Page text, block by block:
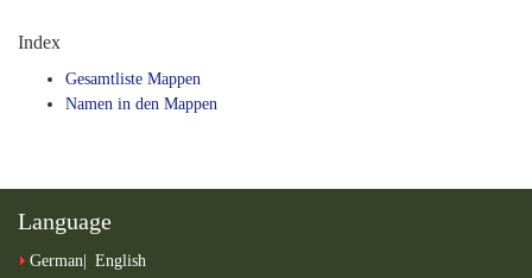
Index
Gesamtliste Mappen
Namen in den Mappen
Language
German English